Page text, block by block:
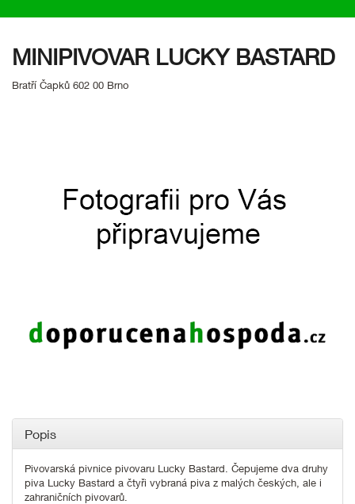
MINIPIVOVAR LUCKY BASTARD
Bratří Čapků 602 00 Brno
Popis
Pivovarská pivnice pivovaru Lucky Bastard. Čepujeme dva druhy
piva Lucky Bastard a čtyři vybraná piva z malých českých, ale i
zahraničních pivovarů.